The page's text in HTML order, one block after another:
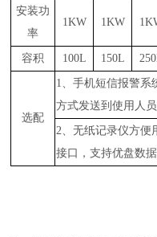
安装功
率
1KW 1KW 1
容积 100L 150L
选配
1、手机短信报警系
方式发送到使用人
2、无纸记录仪方便
接口，支持优盘数